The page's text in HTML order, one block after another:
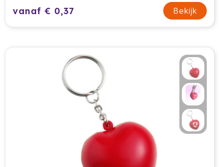
Kooduu
Krossland
Larq
vanaf € 0,37 Bekijk